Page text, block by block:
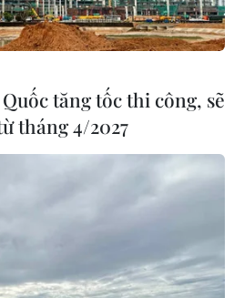
MỤC
học mới:
đổi mới tư
tăng tốc thi công, sẽ
tháng 4/2027